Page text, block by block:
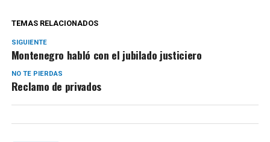
TEMAS RELACIONADOS
SIGUIENTE
Montenegro habló con el jubilado justiciero
NO TE PIERDAS
Reclamo de privados